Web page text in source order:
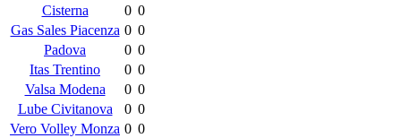
Cisterna
0 0
Gas Sales Piacenza 0 0
Padova
0 0
Itas Trentino
0 0
Valsa Modena
0 0
Lube Civitanova
0 0
Vero Volley Monza 0 0